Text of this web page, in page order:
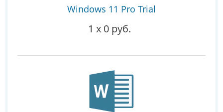
Windows 11 Pro Trial
1 x 0 руб.